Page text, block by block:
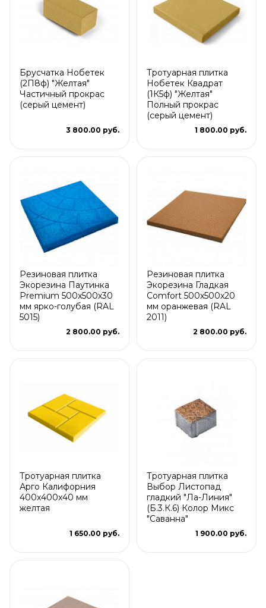
Брусчатка Нобетек
(2П8ф) "Желтая"
Частичный прокрас
(серый цемент)
3 800.00 руб.
Тротуарная плитка
Нобетек Квадрат
(1К5ф) "Желтая"
Полный прокрас
(серый цемент)
1 800.00 руб.
Резиновая плитка
Экорезина Паутинка
Premium 500x500x30
мм ярко-голубая (RAL
5015)
2 800.00 руб.
Резиновая плитка
Экорезина Гладкая
Comfort 500x500x20
мм оранжевая (RAL
2011)
2 800.00 руб.
Тротуарная плитка
Арго Калифорния
400x400x40 мм
желтая
1 650.00 руб.
Тротуарная плитка
Выбор Листопад
гладкий "Ла-Линия"
(Б.3.К.6) Колор Микс
"Саванна"
1 900.00 руб.